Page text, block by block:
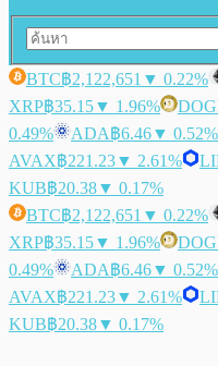
BTC฿2,122,651 ▼ 0.22%
XRP฿35.15▼ 1.96%
0.49%
ADA฿6.46▼ 0.52%
AVAX฿221.23▼ 2.61%
KUB฿20.38▼ 0.17%
BTC฿2,122,651 ▼ 0.22%
XRP฿35.15▼ 1.96%
0.49%
ADA฿6.46▼ 0.52%
AVAX฿221.23▼ 2.61%
KUB฿20.38▼ 0.17%